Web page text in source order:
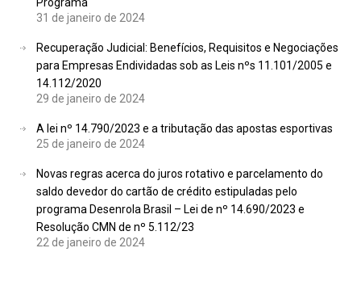
31 de janeiro de 2024
Recuperação Judicial: Benefícios, Requisitos e Negociações
para Empresas Endividadas sob as Leis nºs 11.101/2005 e
14.112/2020
29 de janeiro de 2024
A lei nº 14.790/2023 e a tributação das apostas esportivas
25 de janeiro de 2024
Novas regras acerca do juros rotativo e parcelamento do
saldo devedor do cartão de crédito estipuladas pelo
programa Desenrola Brasil – Lei de nº 14.690/2023 e
Resolução CMN de nº 5.112/23
22 de janeiro de 2024